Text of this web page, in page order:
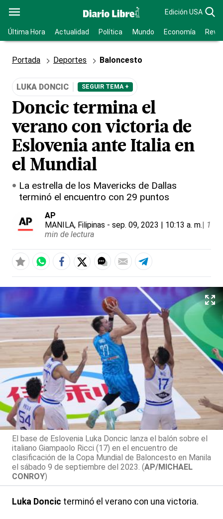
Edición USA
Última Hora Actualidad Política Mundo Economía
Portada Deportes Baloncesto
LUKA DONCIC SEGUIR TEMA +
Doncic termina el
verano con victoria de
Eslovenia ante Italia en
el Mundial
La estrella de los Mavericks de Dallas
terminó el encuentro con 29 puntos
AP
MANILA, Filipinas - sep. 09, 2023 | 10:13 a. m.| 1
min de lectura
El base de Eslovenia Luka Doncic lanza el balón sobre el
italiano Giampaolo Ricci (17) en el encuentro de
clasificación de la Copa Mundial de Baloncesto en Manila
el sábado 9 de septiembre del 2023. (AP/MICHAEL
CONROY)
Luka Doncic terminó el verano con una victoria.